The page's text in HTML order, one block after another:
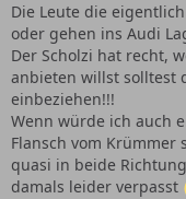
Die Leute die
oder gehen ins Audi
Der Scholzi hat recht,
anbieten willst solltest
einbeziehen!!!
Wenn würde ich auch
Flansch vom Krümmer
quasi in beide
damals leider verpasst